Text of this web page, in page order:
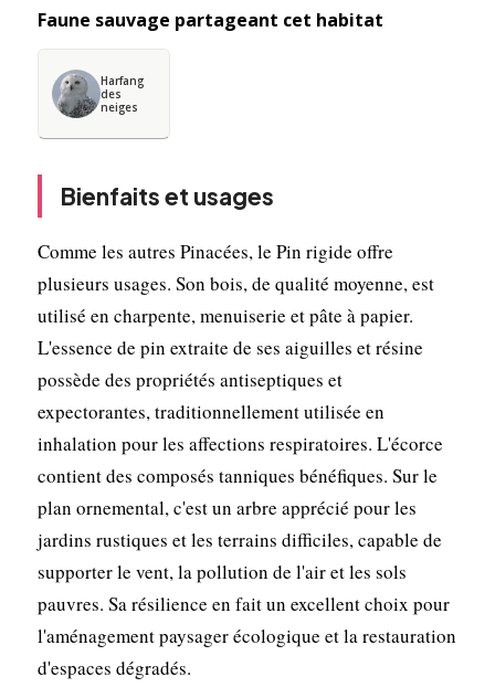
Faune sauvage partageant cet habitat
Harfang
des
neiges
Bienfaits et usages
Comme les autres Pinacées, le Pin rigide offre
plusieurs usages. Son bois, de qualité moyenne, est
utilisé en charpente, menuiserie et pâte à papier.
L'essence de pin extraite de ses aiguilles et résine
possède des propriétés antiseptiques et
expectorantes, traditionnellement utilisée en
inhalation pour les affections respiratoires. L'écorce
contient des composés tanniques bénéfiques. Sur le
plan ornemental, c'est un arbre apprécié pour les
jardins rustiques et les terrains difficiles, capable de
supporter le vent, la pollution de l'air et les sols
pauvres. Sa résilience en fait un excellent choix pour
l'aménagement paysager écologique et la restauration
d'espaces dégradés.